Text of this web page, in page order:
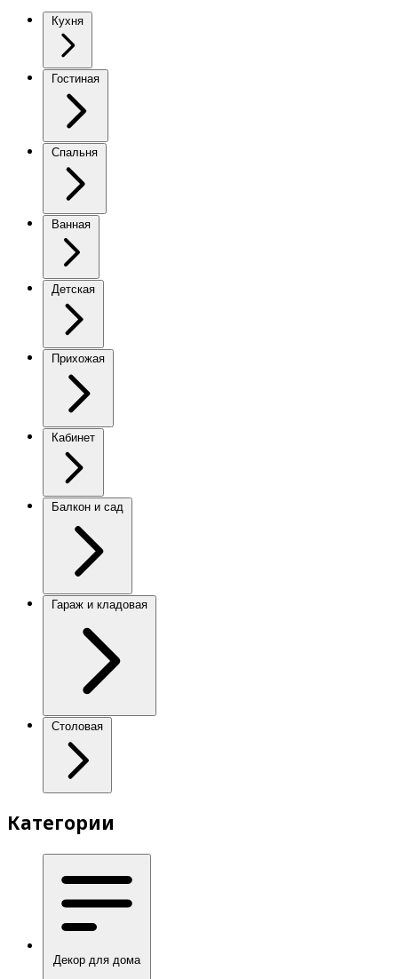
Кухня
Гостиная
Спальня
Ванная
Детская
Прихожая
Кабинет
Балкон и сад
Гараж и кладовая
Столовая
Категории
Декор для дома